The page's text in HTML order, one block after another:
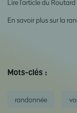
Lire l’article du Routard
En savoir plus sur la
Mots-clés :
randonnée